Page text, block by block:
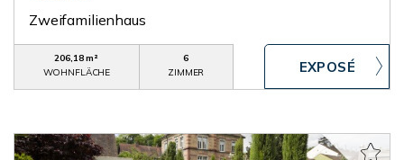
Zweifamilienhaus
206,18 m²
WOHNFLÄCHE
6
ZIMMER